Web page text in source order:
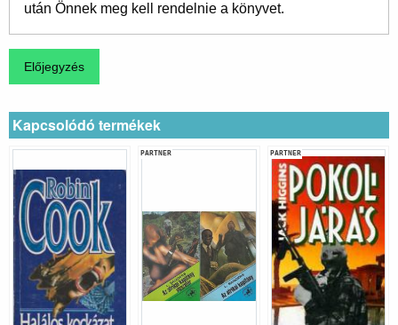
után Önnek meg kell rendelnie a könyvet.
Kapcsolódó termékek
PARTNER PARTNER